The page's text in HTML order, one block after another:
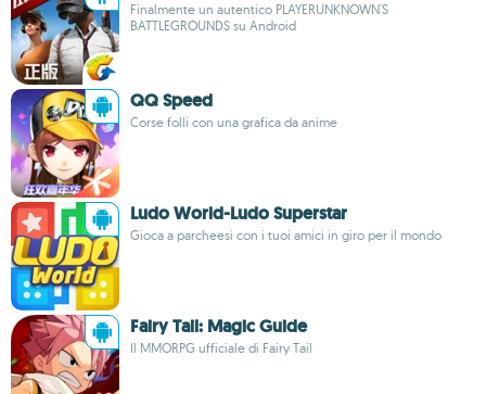
Finalmente un autentico PLAYERUNKNOWN'S
BATTLEGROUNDS su Android
QQ Speed
Corse folli con una grafica da anime
Ludo World-Ludo Superstar
Gioca a parcheesi con i tuoi amici in giro per il mondo
Fairy Tail: Magic Guide
Il MMORPG ufficiale di Fairy Tail